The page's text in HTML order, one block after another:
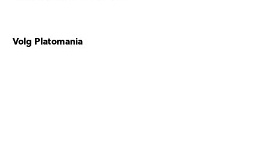
Volg Platomania